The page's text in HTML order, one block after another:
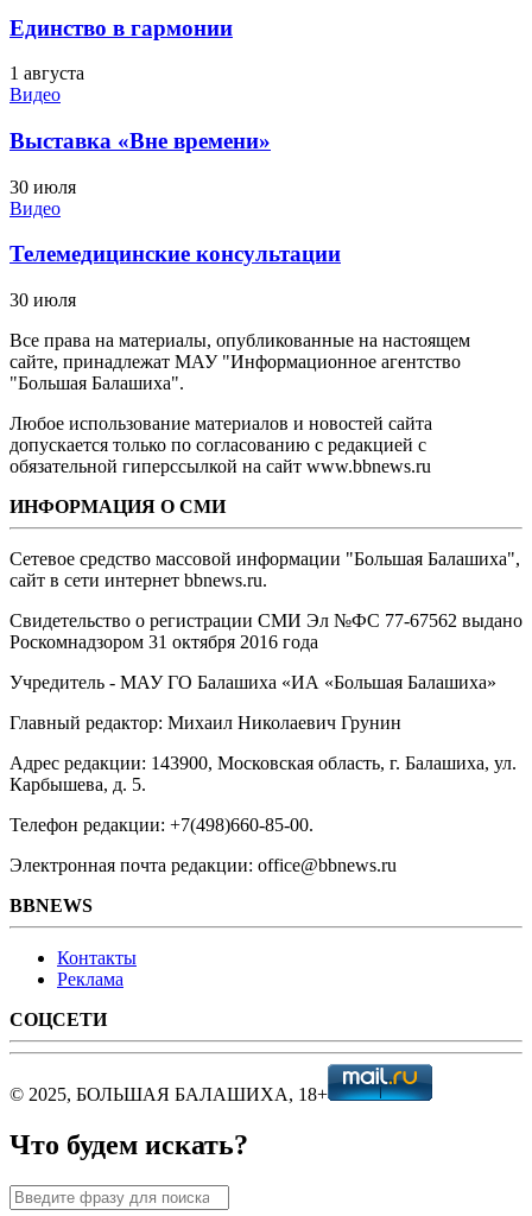
Единство в гармонии
1 августа
Видео
Выставка «Вне времени»
30 июля
Видео
Телемедицинские консультации
30 июля
Все права на материалы, опубликованные на настоящем
сайте, принадлежат МАУ "Информационное агентство
"Большая Балашиха".
Любое использование материалов и новостей сайта
допускается только по согласованию с редакцией с
обязательной гиперссылкой на сайт www.bbnews.ru
ИНФОРМАЦИЯ О СМИ
Сетевое средство массовой информации "Большая Балашиха",
сайт в сети интернет bbnews.ru.
Свидетельство о регистрации СМИ Эл №ФС ‎77-67562 выдано
Роскомнадзором 31 октября 2016 года
Учредитель - МАУ ГО Балашиха «ИА «Большая Балашиха»
Главный редактор: Михаил Николаевич Грунин
Адрес редакции: 143900, Московская область, г. Балашиха, ул.
Карбышева, д. 5.
Телефон редакции: +7(498)660-85-00.
Электронная почта редакции: office@bbnews.ru
BBNEWS
Контакты
Реклама
СОЦСЕТИ
© 2025, БОЛЬШАЯ БАЛАШИХА, 18+
Что будем искать?